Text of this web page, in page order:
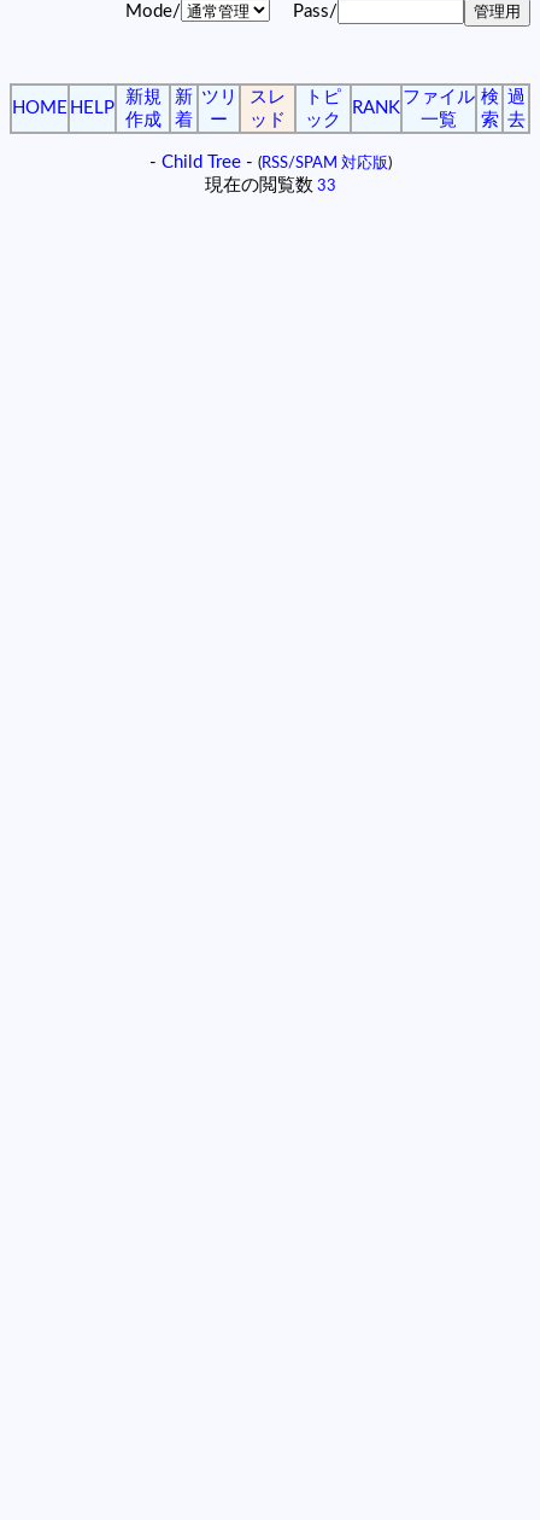
Mode/ Pass/
HOME HELP
新規
作成
新
着
ツリ
ー
スレ
ッド
トピ
ック
RANK
ファイル
一覧
検
索
過
去
- Child Tree- (RSS/SPAM 対応版)
現在の閲覧数 33